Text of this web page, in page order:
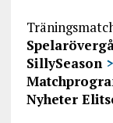
SillySeason
Nyheter